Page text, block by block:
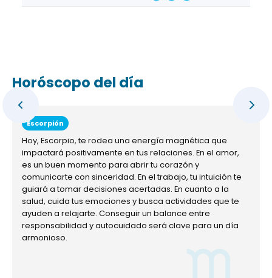
Horóscopo del día
Escorpión
Hoy, Escorpio, te rodea una energía magnética que
impactará positivamente en tus relaciones. En el amor,
es un buen momento para abrir tu corazón y
comunicarte con sinceridad. En el trabajo, tu intuición te
guiará a tomar decisiones acertadas. En cuanto a la
salud, cuida tus emociones y busca actividades que te
ayuden a relajarte. Conseguir un balance entre
responsabilidad y autocuidado será clave para un día
armonioso.